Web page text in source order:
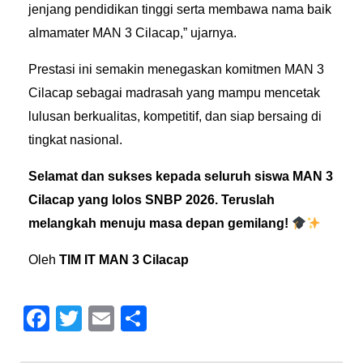
jenjang pendidikan tinggi serta membawa nama baik
almamater MAN 3 Cilacap,” ujarnya.
Prestasi ini semakin menegaskan komitmen MAN 3
Cilacap sebagai madrasah yang mampu mencetak
lulusan berkualitas, kompetitif, dan siap bersaing di
tingkat nasional.
Selamat dan sukses kepada seluruh siswa MAN 3
Cilacap yang lolos SNBP 2026. Teruslah
melangkah menuju masa depan gemilang!
Oleh TIM IT MAN 3 Cilacap
F
T
E